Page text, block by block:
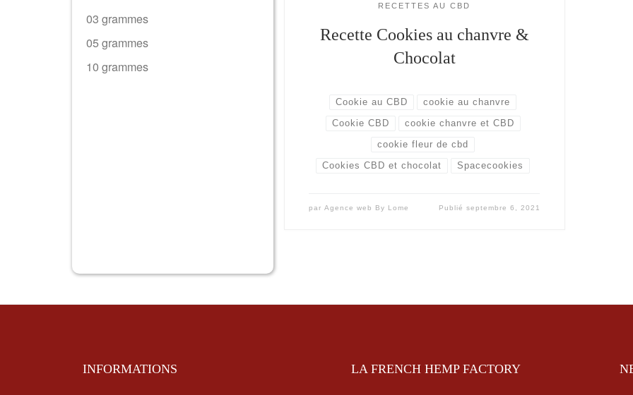
RECETTES AU CBD
Recette Cookies au chanvre &
Chocolat
Cookie au CBD
cookie au chanvre
Cookie CBD
cookie chanvre et CBD
cookie fleur de cbd
Cookies CBD et chocolat
Spacecookies
par Agence web By Lome Publié septembre 6, 2021
03 grammes
05 grammes
10 grammes
INFORMATIONS LA FRENCH HEMP FACTORY